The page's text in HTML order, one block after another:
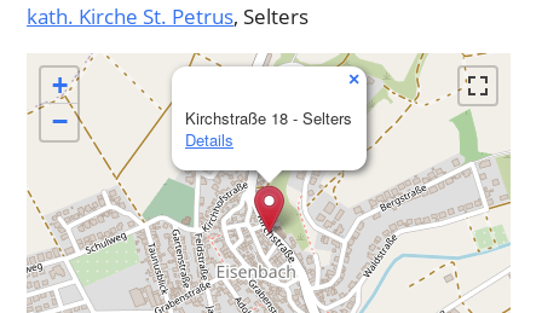
kath. Kirche St. Petrus, Selters
Kirchstraße 18 - Selters
Details
×
+
−